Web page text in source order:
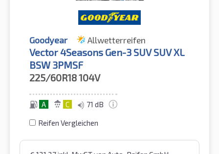
Goodyear Allwetterreifen
Vector 4Seasons Gen-3 SUV SUV XL
BSW 3PMSF
225/60R18104V
A C 71 dB
Reifen Vergleichen